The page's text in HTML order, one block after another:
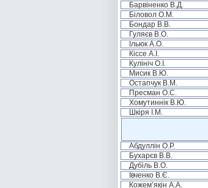
Барвіненко В.Д.
Біловол О.М.
Бондар В.В.
Гуляєв В.О.
Ільюк А.О.
Кіссе А.І.
Кулініч О.І.
Мисик В.Ю.
Остапчук В.М.
Пресман О.С.
Хомутиннік В.Ю.
Шкіря І.М.
Абдуллін О.Р.
Бухарєв В.В.
Дубіль В.О.
Івченко В.Є.
Кожем’якін А.А.